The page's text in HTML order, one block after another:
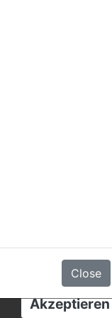
Close
Akzeptieren